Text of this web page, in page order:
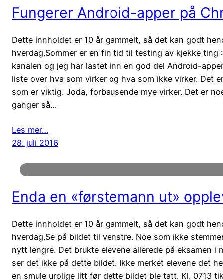
Fungerer Android-apper på
Dette innholdet er 10 år gammelt, så det kan godt
hverdag.Sommer er en fin tid til testing av kjekke
kanalen og jeg har lastet inn en god del Android-
liste over hva som virker og hva som ikke virker. Det
som er viktig. Joda, forbausende mye virker. Det er
ganger så…
Les mer…
28. juli 2016
Enda en «førstemann ut»
Dette innholdet er 10 år gammelt, så det kan godt
hverdag.Se på bildet til venstre. Noe som ikke
nytt lengre. Det brukte elevene allerede på eksamen i
ser det ikke på dette bildet. Ikke merket elevene det
en smule urolige litt før dette bildet ble tatt. Kl. 0713